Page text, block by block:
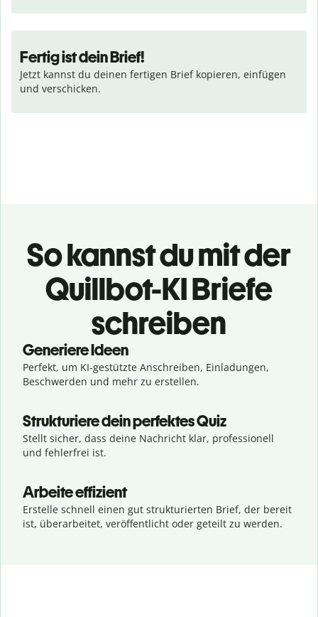
Fertig ist dein Brief!
Jetzt kannst du deinen fertigen Brief kopieren, einfügen
und verschicken.
So kannst du mit der
Quillbot-KI Briefe
schreiben
Generiere Ideen
Perfekt, um KI-gestützte Anschreiben, Einladungen,
Beschwerden und mehr zu erstellen.
Strukturiere dein perfektes Quiz
Stellt sicher, dass deine Nachricht klar, professionell
und fehlerfrei ist.
Arbeite effizient
Erstelle schnell einen gut strukturierten Brief, der bereit
ist, überarbeitet, veröffentlicht oder geteilt zu werden.